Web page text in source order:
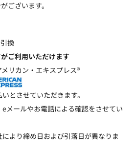
ございます。
換
ご利用いただけます
メリカン・エキスプレス®
とさせていただきます。
メールやお電話による確認をさせてい
より締め日および引落日が異なりま